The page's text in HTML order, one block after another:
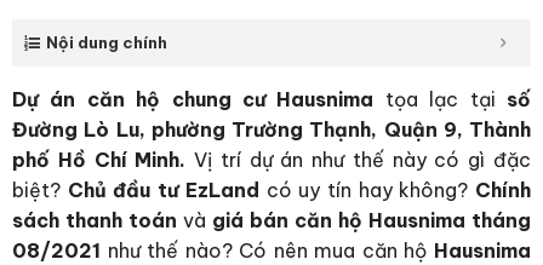
Nội dung chính
Dự án căn hộ chung cư Hausnima tọa lạc tại số
Đường Lò Lu, phường Trường Thạnh, Quận 9, Thành
phố Hồ Chí Minh. Vị trí dự án như thế này có gì đặc
biệt? Chủ đầu tư EzLand có uy tín hay không? Chính
sách thanh toán và giá bán căn hộ Hausnima tháng
08/2021 như thế nào? Có nên mua căn hộ Hausnima